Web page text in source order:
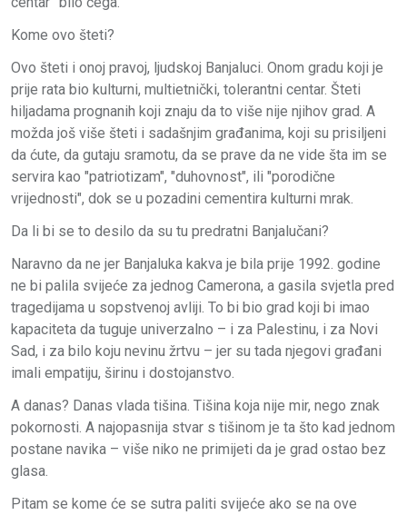
Kome ovo šteti?
Ovo šteti i onoj pravoj, ljudskoj Banjaluci. Onom gradu koji je
prije rata bio kulturni, multietnički, tolerantni centar. Šteti
hiljadama prognanih koji znaju da to više nije njihov grad. A
možda još više šteti i sadašnjim građanima, koji su prisiljeni
da ćute, da gutaju sramotu, da se prave da ne vide šta im se
servira kao "patriotizam", "duhovnost", ili "porodične
vrijednosti", dok se u pozadini cementira kulturni mrak.
Da li bi se to desilo da su tu predratni Banjalučani?
Naravno da ne jer Banjaluka kakva je bila prije 1992. godine
ne bi palila svijeće za jednog Camerona, a gasila svjetla pred
tragedijama u sopstvenoj avliji. To bi bio grad koji bi imao
kapaciteta da tuguje univerzalno – i za Palestinu, i za Novi
Sad, i za bilo koju nevinu žrtvu – jer su tada njegovi građani
imali empatiju, širinu i dostojanstvo.
A danas? Danas vlada tišina. Tišina koja nije mir, nego znak
pokornosti. A najopasnija stvar s tišinom je ta što kad jednom
postane navika – više niko ne primijeti da je grad ostao bez
glasa.
Pitam se kome će se sutra paliti svijeće ako se na ove